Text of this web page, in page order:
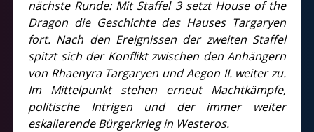
nächste Runde: Mit Staffel 3 setzt House of the
Dragon die Geschichte des Hauses Targaryen
fort. Nach den Ereignissen der zweiten Staffel
spitzt sich der Konflikt zwischen den Anhängern
von Rhaenyra Targaryen und Aegon II. weiter zu.
Im Mittelpunkt stehen erneut Machtkämpfe,
politische Intrigen und der immer weiter
eskalierende Bürgerkrieg in Westeros.